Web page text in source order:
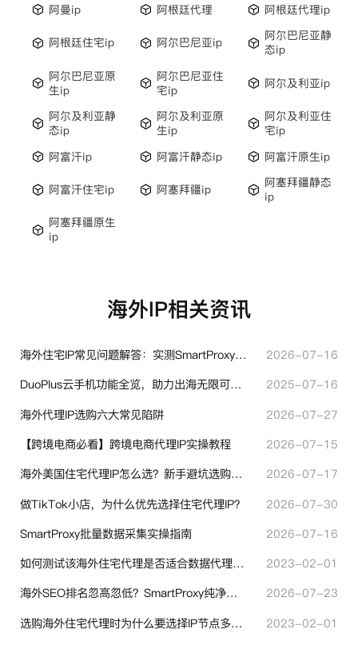
阿曼ip
阿根廷代理 阿根廷代理ip
阿根廷住宅ip 阿尔巴尼亚ip
阿尔巴尼亚静
态ip
阿尔巴尼亚原
生ip
阿尔巴尼亚住
宅ip
阿尔及利亚ip
阿尔及利亚静
态ip
阿尔及利亚原
生ip
阿尔及利亚住
宅ip
阿富汗ip
阿富汗静态ip 阿富汗原生ip
阿富汗住宅ip 阿塞拜疆ip
阿塞拜疆静态
ip
阿塞拜疆原生
ip
海外IP相关资讯
海外住宅IP常见问题解答：实测SmartProxy使用经验分享
2026-07-16
DuoPlus云手机功能全览，助力出海无限可能！
2025-07-16
海外代理IP选购六大常见陷阱
2026-07-27
【跨境电商必看】跨境电商代理IP实操教程
2026-07-15
海外美国住宅代理IP怎么选？新手避坑选购指南
2026-07-17
做TikTok小店，为什么优先选择住宅代理IP？
2026-07-30
SmartProxy批量数据采集实操指南
2026-07-16
如何测试该海外住宅代理是否适合数据代理使用？
2023-02-01
海外SEO排名忽高忽低？SmartProxy纯净住宅IP助力站点权重稳定
2026-07-23
选购海外住宅代理时为什么要选择IP节点多的？有什么区别？
2023-02-01